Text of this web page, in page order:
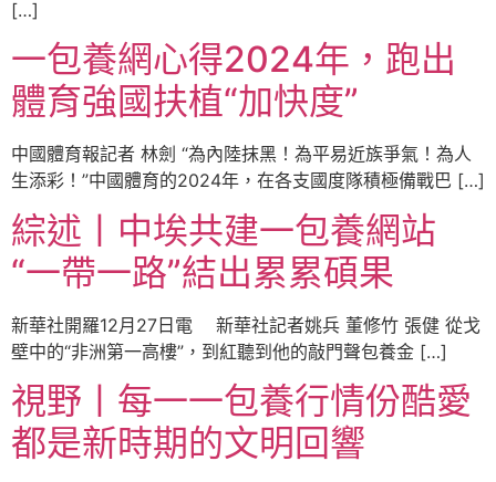
[…]
一包養網心得2024年，跑出
體育強國扶植“加快度”
中國體育報記者 林劍 “為內陸抹黑！為平易近族爭氣！為人
生添彩！”中國體育的2024年，在各支國度隊積極備戰巴 […]
綜述丨中埃共建一包養網站
“一帶一路”結出累累碩果
新華社開羅12月27日電 新華社記者姚兵 董修竹 張健 從戈
壁中的“非洲第一高樓”，到紅聽到他的敲門聲包養金 […]
視野丨每一一包養行情份酷愛
都是新時期的文明回響